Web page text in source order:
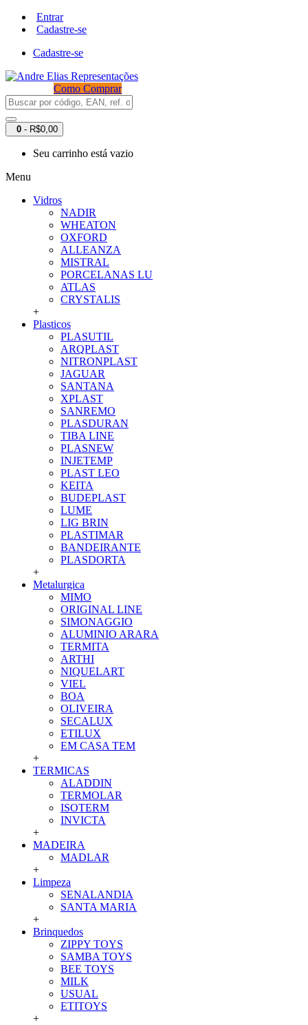
Entrar
Cadastre-se
Cadastre-se
Como Comprar
0 - R$0,00
Seu carrinho está vazio
Menu
Vidros
NADIR
WHEATON
OXFORD
ALLEANZA
MISTRAL
PORCELANAS LU
ATLAS
CRYSTALIS
+
Plasticos
PLASUTIL
ARQPLAST
NITRONPLAST
JAGUAR
SANTANA
XPLAST
SANREMO
PLASDURAN
TIBA LINE
PLASNEW
INJETEMP
PLAST LEO
KEITA
BUDEPLAST
LUME
LIG BRIN
PLASTIMAR
BANDEIRANTE
PLASDORTA
+
Metalurgica
MIMO
ORIGINAL LINE
SIMONAGGIO
ALUMINIO ARARA
TERMITA
ARTHI
NIQUELART
VIEL
BOA
OLIVEIRA
SECALUX
ETILUX
EM CASA TEM
+
TERMICAS
ALADDIN
TERMOLAR
ISOTERM
INVICTA
+
MADEIRA
MADLAR
+
Limpeza
SENALANDIA
SANTA MARIA
+
Brinquedos
ZIPPY TOYS
SAMBA TOYS
BEE TOYS
MILK
USUAL
ETITOYS
+